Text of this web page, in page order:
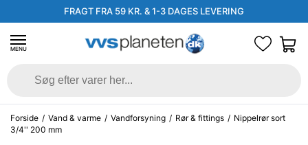
FRAGT FRA 59 KR. & 1-3 DAGES LEVERING
MENU
Forside / Vand & varme / Vandforsyning / Rør & fittings / Nippelrør sort
3/4'' 200 mm